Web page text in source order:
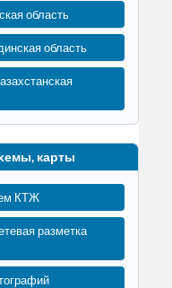
область
область
карты
КТЖ
разметка